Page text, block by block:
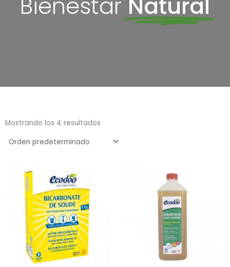
Bienestar Natural
Mostrando los 4 resultados